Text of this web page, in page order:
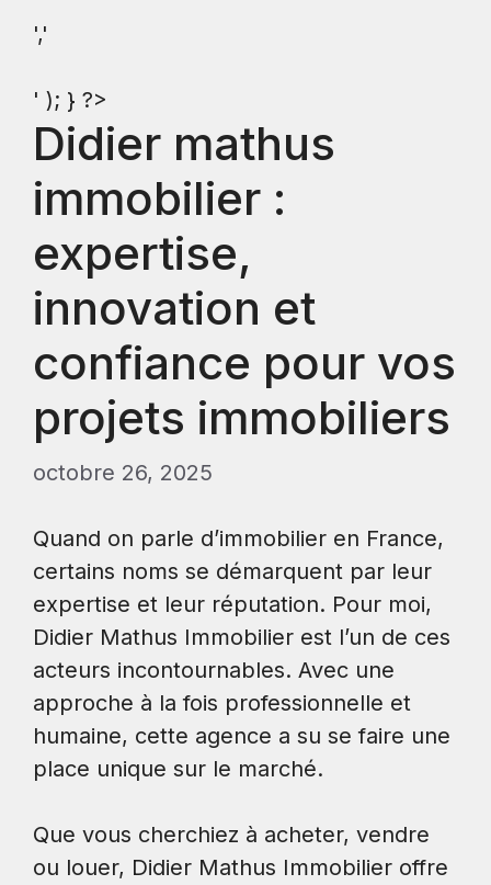
','
' ); } ?>
Didier mathus
immobilier :
expertise,
innovation et
confiance pour vos
projets immobiliers
octobre 26, 2025
Quand on parle d’immobilier en France,
certains noms se démarquent par leur
expertise et leur réputation. Pour moi,
Didier Mathus Immobilier est l’un de ces
acteurs incontournables. Avec une
approche à la fois professionnelle et
humaine, cette agence a su se faire une
place unique sur le marché.
Que vous cherchiez à acheter, vendre
ou louer, Didier Mathus Immobilier offre